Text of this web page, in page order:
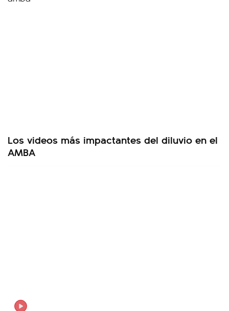
Los videos más impactantes del diluvio en el
AMBA